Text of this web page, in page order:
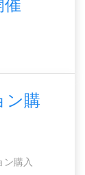
催
ン購
ン購入